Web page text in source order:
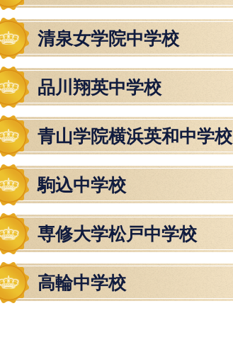
清泉女学院中学校
品川翔英中学校
青山学院横浜英和中学校
駒込中学校
専修大学松戸中学校
高輪中学校